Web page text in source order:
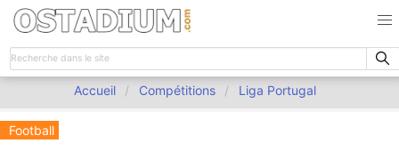
Accueil Compétitions Liga Portugal
Football